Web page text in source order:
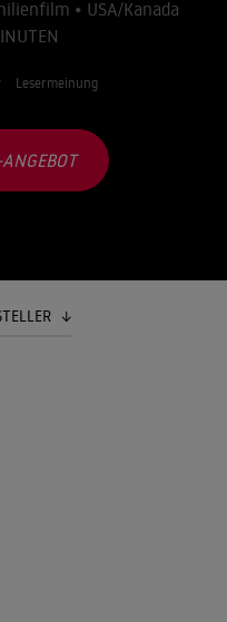
• USA/Kanada
Lesermeinung